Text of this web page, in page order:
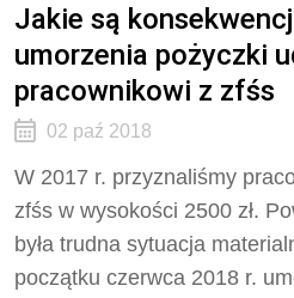
Jakie są
umorzenia pożyczki
pracownikowi z zfśs
02 paź 2018
W 2017 r. przyznaliśmy
zfśs w wysokości 2500 zł.
była trudna sytuacja
początku czerwca 2018 r.